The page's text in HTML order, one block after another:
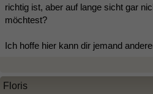
richtig ist, aber auf lange sicht gar
möchtest?
Ich hoffe hier kann dir jemand
Floris